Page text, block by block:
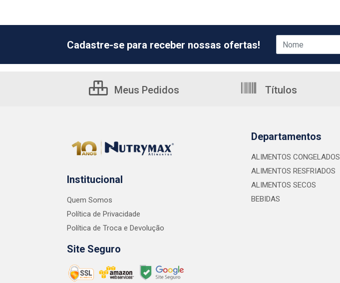
Cadastre-se para receber nossas ofertas!
Meus Pedidos Títulos
Institucional
Quem Somos
Política de Privacidade
Política de Troca e Devolução
Site Seguro
Departamentos
ALIMENTOS CONGELADOS
ALIMENTOS RESFRIADOS
ALIMENTOS SECOS
BEBIDAS